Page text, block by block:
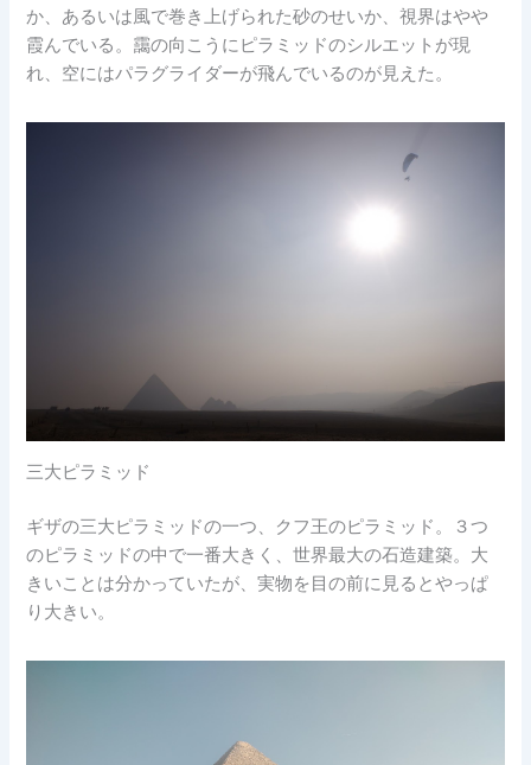
か、あるいは風で巻き上げられた砂のせいか、視界はやや
霞んでいる。靄の向こうにピラミッドのシルエットが現
れ、空にはパラグライダーが飛んでいるのが見えた。
三大ピラミッド
ギザの三大ピラミッドの一つ、クフ王のピラミッド。３つ
のピラミッドの中で一番大きく、世界最大の石造建築。大
きいことは分かっていたが、実物を目の前に見るとやっぱ
り大きい。